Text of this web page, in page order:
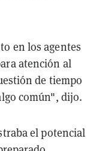
en los agentes
atención al
de tiempo
común", dijo.
el potencial